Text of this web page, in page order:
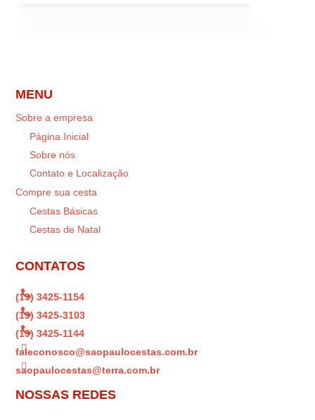
MENU
Sobre a empresa
Página Inicial
Sobre nós
Contato e Localização
Compre sua cesta
Cestas Básicas
Cestas de Natal
CONTATOS

(19) 3425-1154

(19) 3425-3103

(19) 3425-1144

faleconosco@saopaulocestas.com.br

saopaulocestas@terra.com.br
NOSSAS REDES